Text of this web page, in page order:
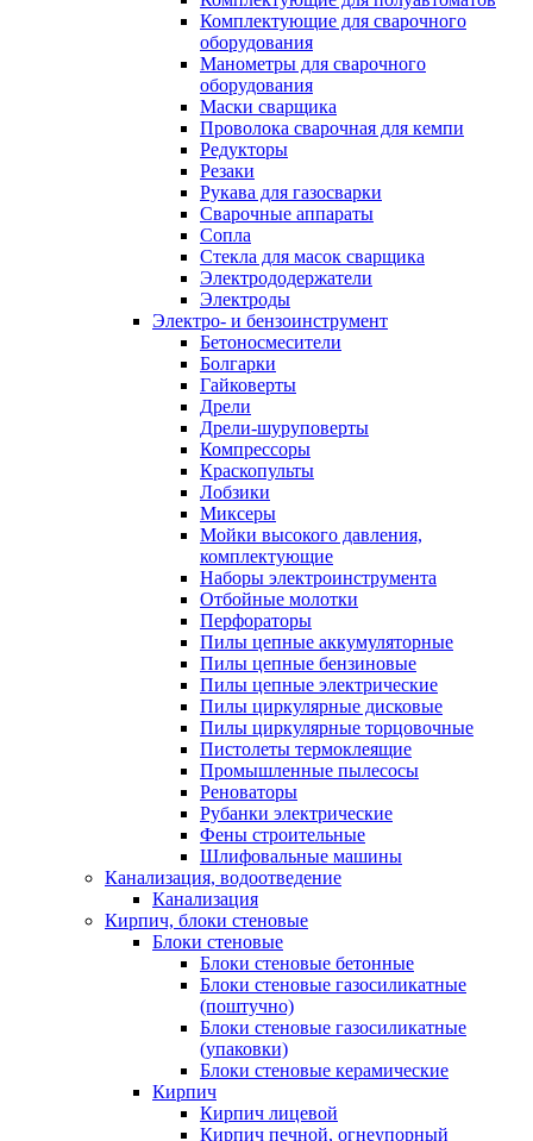
Комплектующие для сварочного
оборудования
Манометры для сварочного
оборудования
Маски сварщика
Проволока сварочная для кемпи
Редукторы
Резаки
Рукава для газосварки
Сварочные аппараты
Сопла
Стекла для масок сварщика
Электрододержатели
Электроды
Электро- и бензоинструмент
Бетоносмесители
Болгарки
Гайковерты
Дрели
Дрели-шуруповерты
Компрессоры
Краскопульты
Лобзики
Миксеры
Мойки высокого давления,
комплектующие
Наборы электроинструмента
Отбойные молотки
Перфораторы
Пилы цепные аккумуляторные
Пилы цепные бензиновые
Пилы цепные электрические
Пилы циркулярные дисковые
Пилы циркулярные торцовочные
Пистолеты термоклеящие
Промышленные пылесосы
Реноваторы
Рубанки электрические
Фены строительные
Шлифовальные машины
Канализация, водоотведение
Канализация
Кирпич, блоки стеновые
Блоки стеновые
Блоки стеновые бетонные
Блоки стеновые газосиликатные
(поштучно)
Блоки стеновые газосиликатные
(упаковки)
Блоки стеновые керамические
Кирпич
Кирпич лицевой
Кирпич печной, огнеупорный